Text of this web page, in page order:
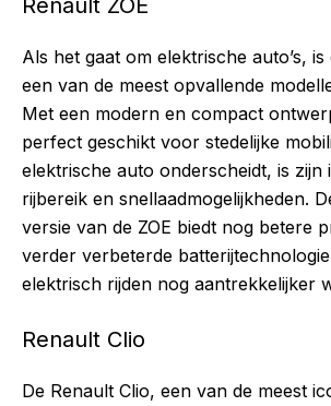
Renault ZOE
Als het gaat om elektrische auto’s, is
een van de meest opvallende
Met een modern en compact
perfect geschikt voor stedelijke
elektrische auto onderscheidt, is zijn
rijbereik en snellaadmogelijkheden.
versie van de ZOE biedt nog betere
verder verbeterde
elektrisch rijden nog aantrekkelijker
Renault Clio
De Renault Clio, een van de meest